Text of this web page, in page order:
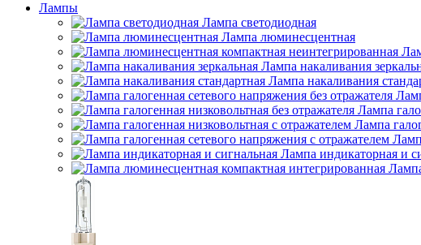
Лампы
Лампа светодиодная
Лампа люминесцентная
Лампа накаливания
Лампа накаливания
Лампа
Лампа
Лампа индикаторная и